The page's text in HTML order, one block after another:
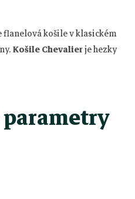
flanelová košile v klasickém
Košile Chevalierje hezky